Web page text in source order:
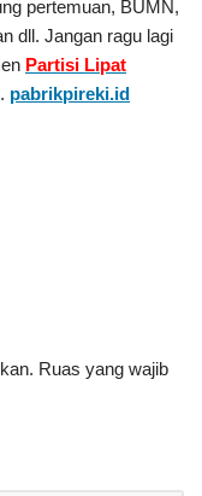
pertemuan, BUMN,
dll. Jangan ragu lagi
Partisi Lipat
pabrikpireki.id
Ruas yang wajib